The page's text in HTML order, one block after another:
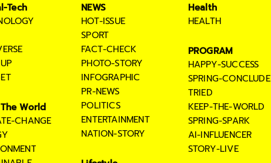
Tech
World
CHANGE
NEWS
HOT-ISSUE
SPORT
FACT-CHECK
PHOTO-STORY
INFOGRAPHIC
PR-NEWS
POLITICS
ENTERTAINMENT
NATION-STORY
Health
HEALTH
PROGRAM
HAPPY-SUCCESS
SPRING-CONCLUDE
TRIED
KEEP-THE-WORLD
SPRING-SPARK
AI-INFLUENCER
STORY-LIVE